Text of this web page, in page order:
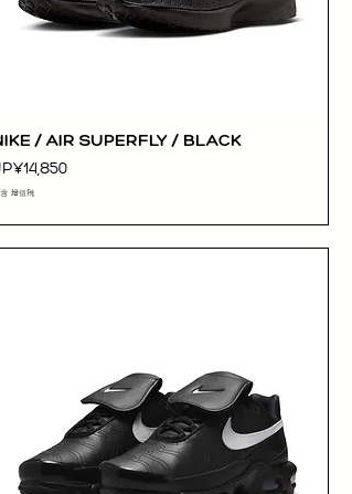
快速瀏覽
/ AIR SUPERFLY / BLACK
格
含 增值税